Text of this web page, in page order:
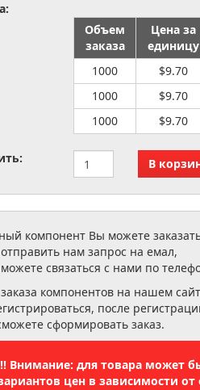
Объем
заказа
Цена за
единицу
1000
$9.70
1000
$9.70
1000
$9.70
компонент Вы можете
нам запрос на емал,
связаться с нами по
компонентов на нашем
после
сформировать заказ.
Внимание: для товара может
цен в зависимости от